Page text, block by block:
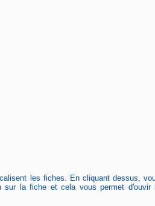
les fiches. En cliquant dessus,
sur la fiche et cela vous permet d'ouvir